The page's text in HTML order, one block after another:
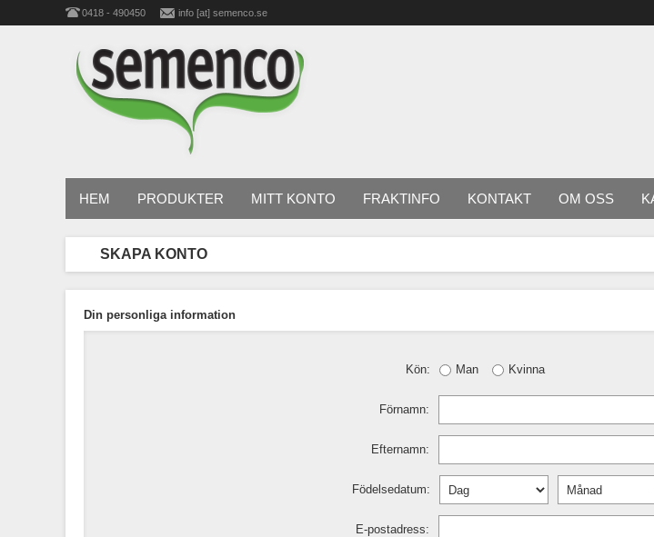
0418 - 490450 info [at] semenco.se
HEM PRODUKTER MITT KONTO FRAKTINFO KONTAKT OM OSS
SKAPA KONTO
Din personliga information
Kön: Man Kvinna
Förnamn:
Efternamn:
Födelsedatum:
E-postadress: